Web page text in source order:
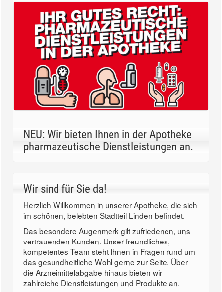
NEU: Wir bieten Ihnen in der Apotheke
pharmazeutische Dienstleistungen an.
Wir sind für Sie da!
Herzlich Willkommen in unserer Apotheke, die sich
im schönen, belebten Stadtteil Linden befindet.
Das besondere Augenmerk gilt zufriedenen, uns
vertrauenden Kunden. Unser freundliches,
kompetentes Team steht Ihnen in Fragen rund um
das gesundheitliche Wohl gerne zur Seite. Über
die Arzneimittelabgabe hinaus bieten wir
zahlreiche Dienstleistungen und Produkte an.